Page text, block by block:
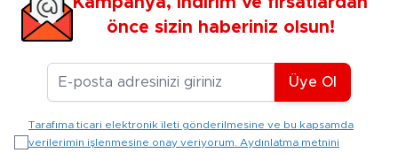
önce sizin haberiniz olsun!
E-posta Adresiniz
Üye Ol
Tarafıma ticari elektronik ileti gönderilmesine ve bu kapsamda
verilerimin işlenmesine onay veriyorum. Aydınlatma metnini